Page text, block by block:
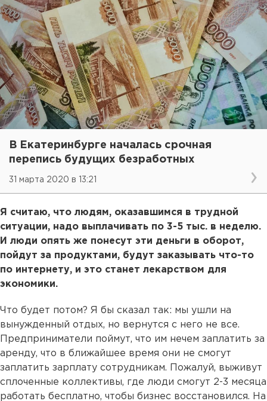
В Екатеринбурге началась срочная
перепись будущих безработных
31 марта 2020 в 13:21
Я считаю, что людям, оказавшимся в трудной
ситуации, надо выплачивать по 3-5 тыс. в неделю.
И люди опять же понесут эти деньги в оборот,
пойдут за продуктами, будут заказывать что-то
по интернету, и это станет лекарством для
экономики.
Что будет потом? Я бы сказал так: мы ушли на
вынужденный отдых, но вернутся с него не все.
Предприниматели поймут, что им нечем заплатить за
аренду, что в ближайшее время они не смогут
заплатить зарплату сотрудникам. Пожалуй, выживут
сплоченные коллективы, где люди смогут 2-3 месяца
работать бесплатно, чтобы бизнес восстановился. На